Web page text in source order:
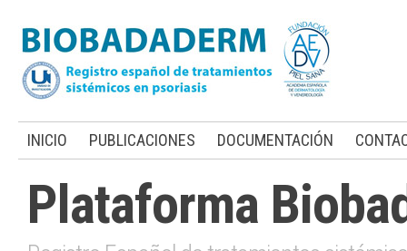
INICIO PUBLICACIONES DOCUMENTACIÓN
Plataforma